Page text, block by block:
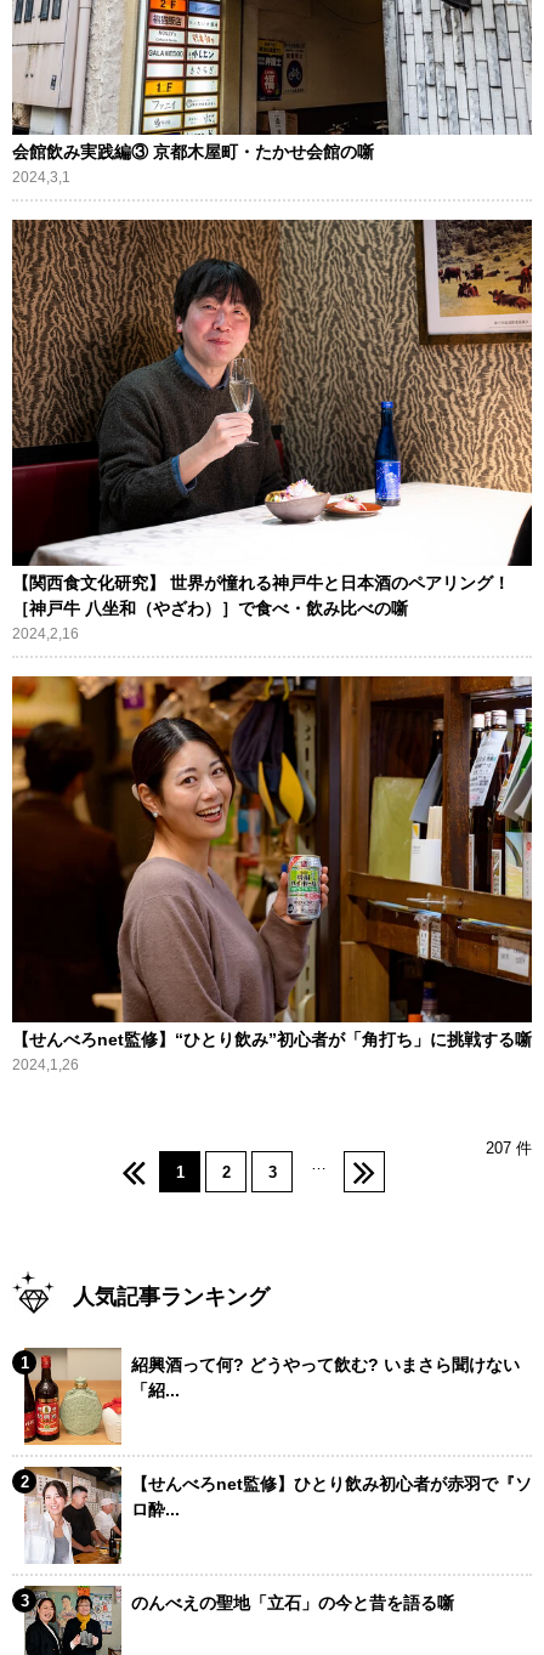
会館飲み実践編③ 京都木屋町・たかせ会館の噺
2024,3,1
【関西食文化研究】 世界が憧れる神戸牛と日本酒のペアリング！
［神戸牛 八坐和（やざわ）］で食べ・飲み比べの噺
2024,2,16
【せんべろnet監修】“ひとり飲み”初心者が「角打ち」に挑戦する噺
2024,1,26
207 件
1
2 3
人気記事ランキング
紹興酒って何? どうやって飲む? いまさら聞けない
「紹...
【せんべろnet監修】ひとり飲み初心者が赤羽で『ソ
ロ酔...
のんべえの聖地「立石」の今と昔を語る噺